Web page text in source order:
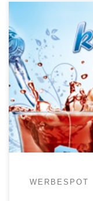
WERBESPOT